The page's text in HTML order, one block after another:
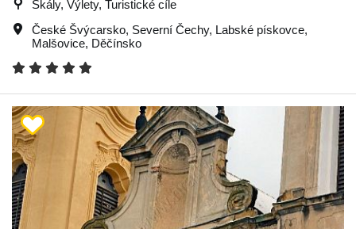
Skály, Výlety, Turistické cíle
České Švýcarsko, Severní Čechy, Labské pískovce,
Malšovice, Děčínsko